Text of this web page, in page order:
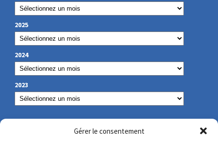
Gérer le consentement
2025
2024
2023
NOS COORDONNÉES